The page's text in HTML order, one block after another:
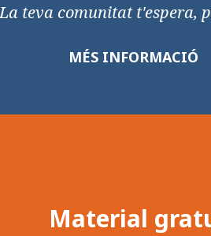
La teva comunitat t'espera,
MÉS INFORMACIÓ
Material